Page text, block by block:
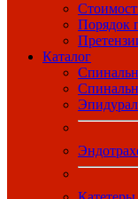
Порядок
Каталог